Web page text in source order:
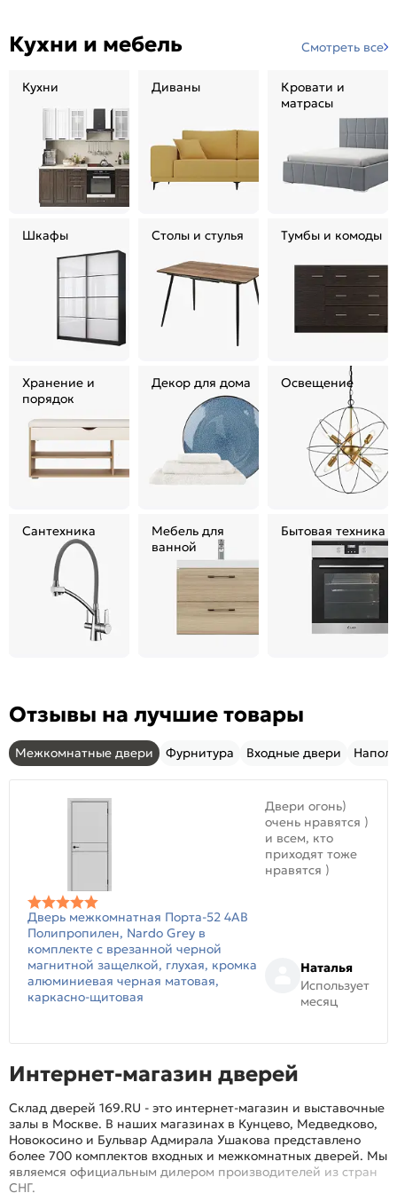
Кухни и мебель Смотреть все
Кухни Диваны
Кровати и
матрасы
Шкафы Столы и стулья Тумбы и комоды
Хранение и
порядок
Декор для дома Освещение
Сантехника
Мебель для
ванной
Бытовая техника
Отзывы на лучшие товары
Межкомнатные двери Фурнитура Входные двери
Дверь межкомнатная Порта-52 4AB
Полипропилен, Nardo Grey в
комплекте с врезанной черной
магнитной защелкой, глухая, кромка
алюминиевая черная матовая,
каркасно-щитовая
Двери огонь)
очень нравятся )
и всем, кто
приходят тоже
нравятся )
Наталья
Использует
месяц
Интернет-магазин дверей
Склад дверей 169.RU - это интернет-магазин и выставочные
залы в Москве. В наших магазинах в Кунцево, Медведково,
Новокосино и Бульвар Адмирала Ушакова представлено
более 700 комплектов входных и межкомнатных дверей. Мы
являемся официальным дилером производителей из стран
СНГ.